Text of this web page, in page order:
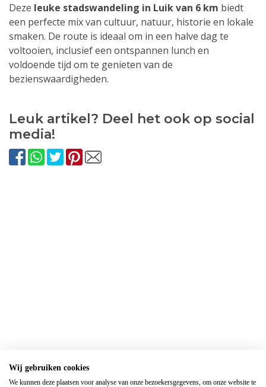
Deze leuke stadswandeling in Luik van 6 km biedt
een perfecte mix van cultuur, natuur, historie en lokale
smaken. De route is ideaal om in een halve dag te
voltooien, inclusief een ontspannen lunch en
voldoende tijd om te genieten van de
bezienswaardigheden.
Leuk artikel? Deel het ook op social
media!
Wij gebruiken cookies
We kunnen deze plaatsen voor analyse van onze bezoekersgegevens, om onze website te